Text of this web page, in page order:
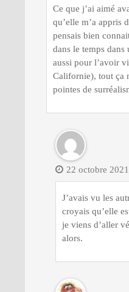
Ce que j’ai aimé
qu’elle m’a appris
pensais bien
dans le temps
aussi pour l’avoir
Californie), tout ça
pointes de
22 octobre
J’avais vu les
croyais qu’elle
je viens d’aller
alors.